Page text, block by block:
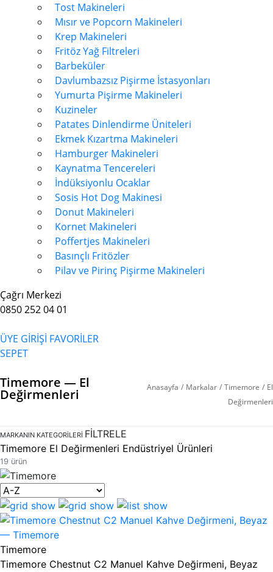
Tost Makineleri
Mısır ve Popcorn Makineleri
Krep Makineleri
Fritöz Yağ Filtreleri
Barbeküler
Davlumbazsız Pişirme İstasyonları
Yumurta Pişirme Makineleri
Kuzineler
Patates Dinlendirme Üniteleri
Ekmek Kızartma Makineleri
Hamburger Makineleri
Kaynatma Tencereleri
İndüksiyonlu Ocaklar
Sosis Hot Dog Makinesi
Donut Makineleri
Kornet Makineleri
Poffertjes Makineleri
Basınçlı Fritözler
Pilav ve Pirinç Pişirme Makineleri
Çağrı Merkezi
0850 252 04 01
ÜYE GİRİŞİ FAVORİLER
SEPET
Timemore — El
Değirmenleri Anasayfa / Markalar / Timemore / El
Değirmenleri
MARKANIN KATEGORILERI FİLTRELE
Timemore El Değirmenleri Endüstriyel Ürünleri
19 ürün
Timemore
Timemore Chestnut C2 Manuel Kahve Değirmeni, Beyaz